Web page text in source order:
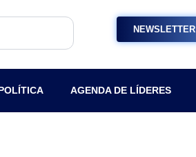
NEWSLETTER
AGENDA DE LÍDERES